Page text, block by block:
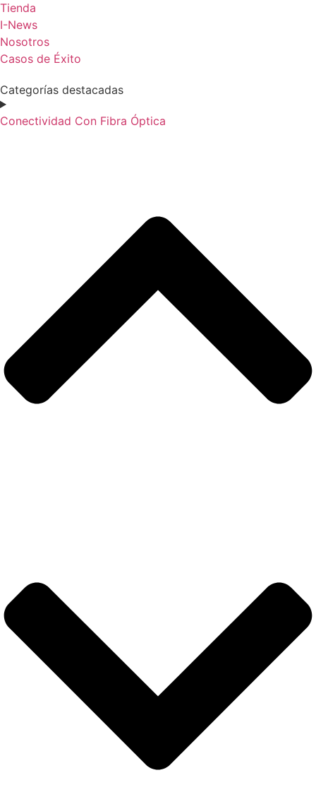
Tienda
I-News
Nosotros
Casos de Éxito
Categorías destacadas
Conectividad Con Fibra Óptica